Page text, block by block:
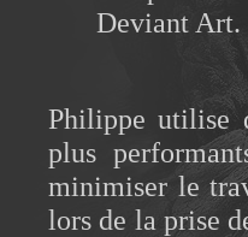
Deviant Art.
Philippe utilise
plus
minimiser le
lors de la prise